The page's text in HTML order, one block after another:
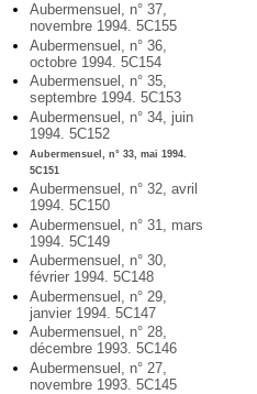
Aubermensuel, n° 37,
novembre 1994. 5C155
Aubermensuel, n° 36,
octobre 1994. 5C154
Aubermensuel, n° 35,
septembre 1994. 5C153
Aubermensuel, n° 34, juin
1994. 5C152
Aubermensuel, n° 33, mai 1994.
5C151
Aubermensuel, n° 32, avril
1994. 5C150
Aubermensuel, n° 31, mars
1994. 5C149
Aubermensuel, n° 30,
février 1994. 5C148
Aubermensuel, n° 29,
janvier 1994. 5C147
Aubermensuel, n° 28,
décembre 1993. 5C146
Aubermensuel, n° 27,
novembre 1993. 5C145